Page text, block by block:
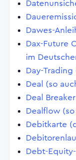
Dawes-
Dax-Future
im
Day-
Deal (so
Deal
Dealflow
Debitkarte
Debt-